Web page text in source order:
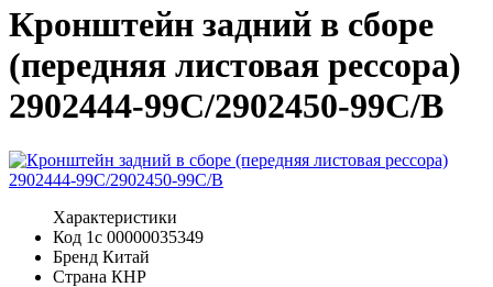
Кронштейн задний в сборе
(передняя листовая рессора)
2902444-99C/2902450-99C/B
Характеристики
Код 1с 00000035349
Бренд Китай
Страна КНР